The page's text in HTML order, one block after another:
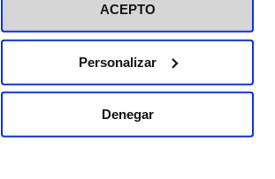
ACEPTO
Personalizar
Denegar
Política de privacidad de RRSS
Política de cookies